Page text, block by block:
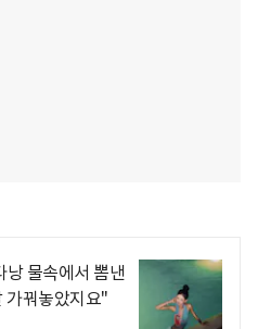
낭 물속에서 뽐낸
꿔놓았지요"